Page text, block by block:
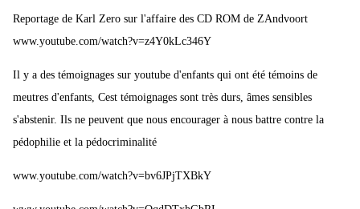
Reportage de Karl Zero sur l'affaire des CD ROM de ZAndvoort
www.youtube.com/watch?v=z4Y0kLc346Y
Il y a des témoignages sur youtube d'enfants qui ont été témoins de
meutres d'enfants, Cest témoignages sont très durs, âmes sensibles
s'abstenir. Ils ne peuvent que nous encourager à nous battre contre la
pédophilie et la pédocriminalité
www.youtube.com/watch?v=bv6JPjTXBkY